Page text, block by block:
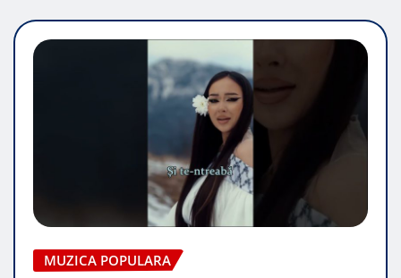
MUZICA POPULARA